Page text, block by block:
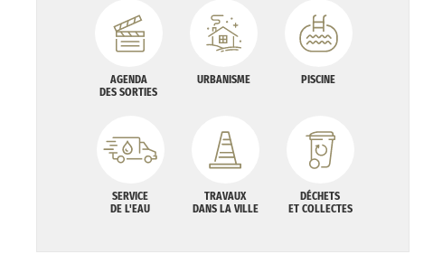
AGENDA
DES SORTIES
URBANISME PISCINE
SERVICE
DE L'EAU
TRAVAUX
DANS LA VILLE
DÉCHETS
ET COLLECTES